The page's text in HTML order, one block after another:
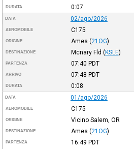
DURATA 0:07
DATA 02/ago/2026
AEROMOBILE C175
ORIGINE Ames (21OG)
DESTINAZIONE Mcnary Fld (KSLE)
PARTENZA 07:40 PDT
ARRIVO 07:48 PDT
DURATA 0:08
DATA 01/ago/2026
AEROMOBILE C175
ORIGINE Vicino Salem, OR
DESTINAZIONE Ames (21OG)
PARTENZA 16:49 PDT